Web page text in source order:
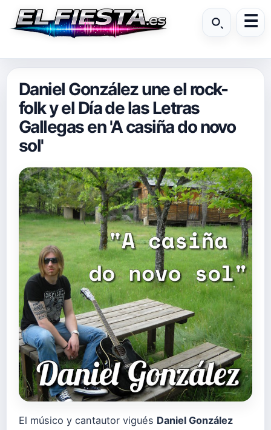
Daniel González une el rock-
folk y el Día de las Letras
Gallegas en 'A casiña do novo
sol'
El músico y cantautor vigués Daniel González